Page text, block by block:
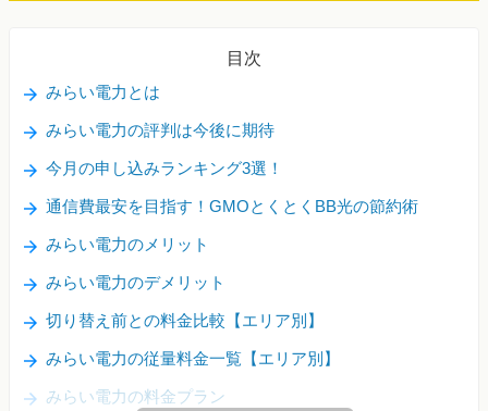
目次
みらい電力とは
みらい電力の評判は今後に期待
今月の申し込みランキング3選！
通信費最安を目指す！GMOとくとくBB光の節約術
みらい電力のメリット
みらい電力のデメリット
切り替え前との料金比較【エリア別】
みらい電力の従量料金一覧【エリア別】
みらい電力の料金プラン